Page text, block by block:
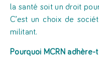
la santé soit un droit
C’est un choix de
militant.
Pourquoi MCRN